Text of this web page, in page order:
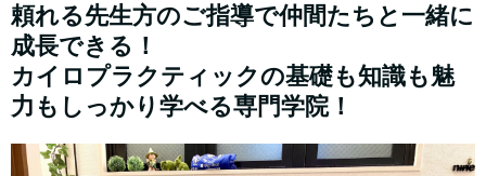
頼れる先生方のご指導で仲間たちと一緒に
成長できる！
カイロプラクティックの基礎も知識も魅
力もしっかり学べる専門学院！